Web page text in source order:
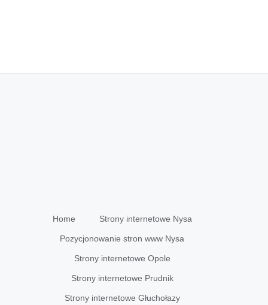
Home Strony internetowe Nysa
Pozycjonowanie stron www Nysa
Strony internetowe Opole
Strony internetowe Prudnik
Strony internetowe Głuchołazy